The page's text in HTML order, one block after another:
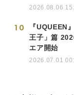
2026.08.06
10
『UQUEEN
王子」篇
エア開始
2026.07.01